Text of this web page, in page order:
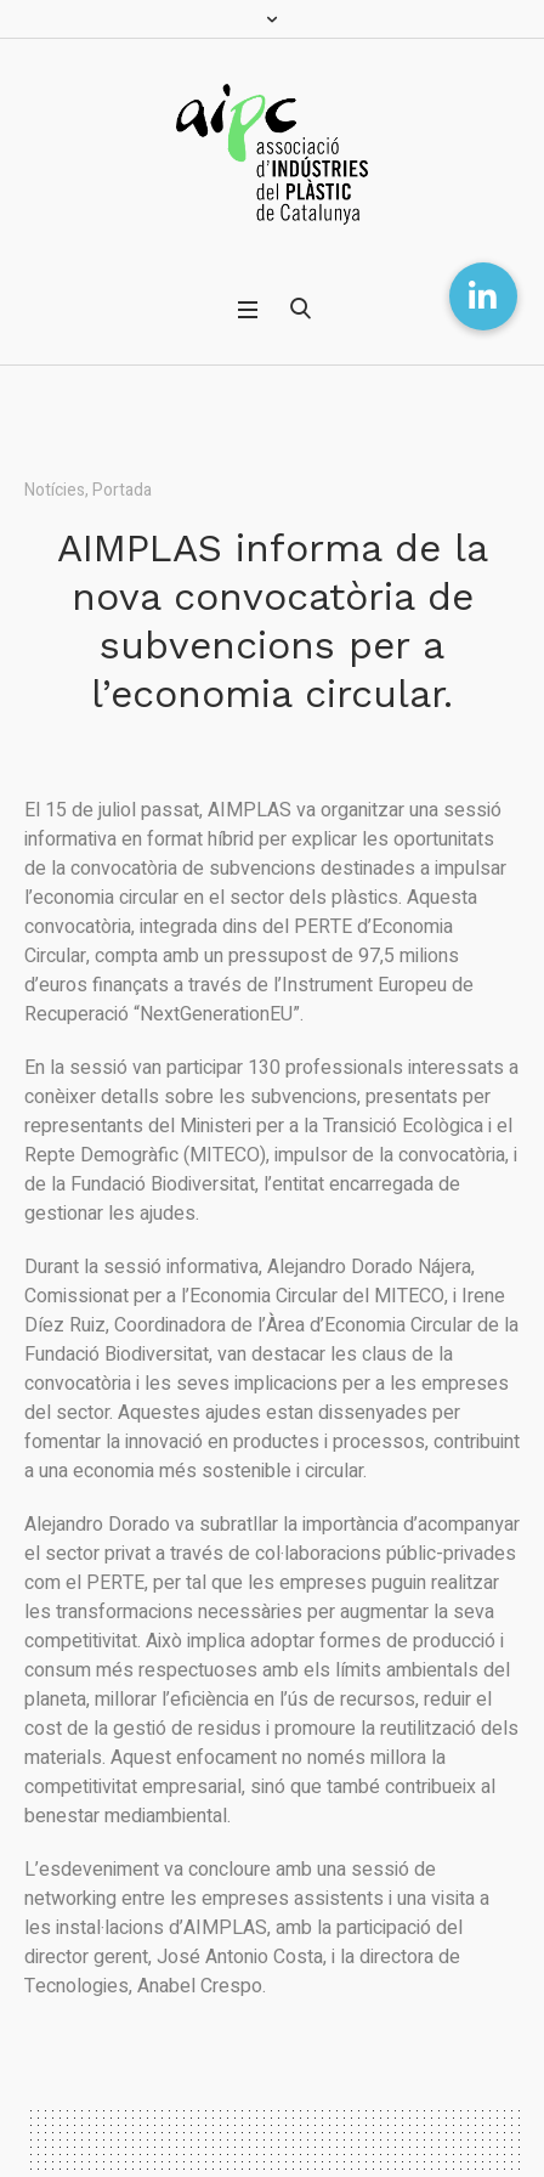
Notícies, Portada
AIMPLAS informa de la
nova convocatòria de
subvencions per a
l’economia circular.
El 15 de juliol passat, AIMPLAS va organitzar una sessió
informativa en format híbrid per explicar les oportunitats
de la convocatòria de subvencions destinades a impulsar
l’economia circular en el sector dels plàstics. Aquesta
convocatòria, integrada dins del PERTE d’Economia
Circular, compta amb un pressupost de 97,5 milions
d’euros finançats a través de l’Instrument Europeu de
Recuperació “NextGenerationEU”.
En la sessió van participar 130 professionals interessats a
conèixer detalls sobre les subvencions, presentats per
representants del Ministeri per a la Transició Ecològica i el
Repte Demogràfic (MITECO), impulsor de la convocatòria, i
de la Fundació Biodiversitat, l’entitat encarregada de
gestionar les ajudes.
Durant la sessió informativa, Alejandro Dorado Nájera,
Comissionat per a l’Economia Circular del MITECO, i Irene
Díez Ruiz, Coordinadora de l’Àrea d’Economia Circular de la
Fundació Biodiversitat, van destacar les claus de la
convocatòria i les seves implicacions per a les empreses
del sector. Aquestes ajudes estan dissenyades per
fomentar la innovació en productes i processos, contribuint
a una economia més sostenible i circular.
Alejandro Dorado va subratllar la importància d’acompanyar
el sector privat a través de col·laboracions públic-privades
com el PERTE, per tal que les empreses puguin realitzar
les transformacions necessàries per augmentar la seva
competitivitat. Això implica adoptar formes de producció i
consum més respectuoses amb els límits ambientals del
planeta, millorar l’eficiència en l’ús de recursos, reduir el
cost de la gestió de residus i promoure la reutilització dels
materials. Aquest enfocament no només millora la
competitivitat empresarial, sinó que també contribueix al
benestar mediambiental.
L’esdeveniment va concloure amb una sessió de
networking entre les empreses assistents i una visita a
les instal·lacions d’AIMPLAS, amb la participació del
director gerent, José Antonio Costa, i la directora de
Tecnologies, Anabel Crespo.